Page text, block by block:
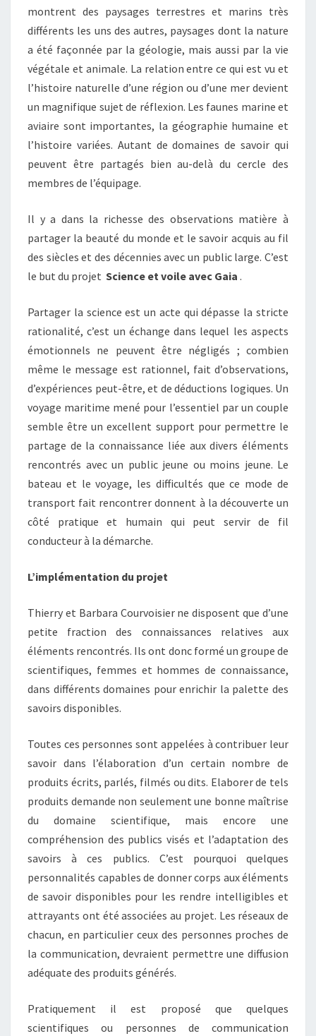
montrent des paysages terrestres et marins très
différents les uns des autres, paysages dont la nature
a été façonnée par la géologie, mais aussi par la vie
végétale et animale. La relation entre ce qui est vu et
l’histoire naturelle d’une région ou d’une mer devient
un magnifique sujet de réflexion. Les faunes marine et
aviaire sont importantes, la géographie humaine et
l’histoire variées. Autant de domaines de savoir qui
peuvent être partagés bien au-delà du cercle des
membres de l’équipage.
Il y a dans la richesse des observations matière à
partager la beauté du monde et le savoir acquis au fil
des siècles et des décennies avec un public large. C’est
le but du projet Science et voile avec Gaia .
Partager la science est un acte qui dépasse la stricte
rationalité, c’est un échange dans lequel les aspects
émotionnels ne peuvent être négligés ; combien
même le message est rationnel, fait d’observations,
d’expériences peut-être, et de déductions logiques. Un
voyage maritime mené pour l’essentiel par un couple
semble être un excellent support pour permettre le
partage de la connaissance liée aux divers éléments
rencontrés avec un public jeune ou moins jeune. Le
bateau et le voyage, les difficultés que ce mode de
transport fait rencontrer donnent à la découverte un
côté pratique et humain qui peut servir de fil
conducteur à la démarche.
L’implémentation du projet
Thierry et Barbara Courvoisier ne disposent que d’une
petite fraction des connaissances relatives aux
éléments rencontrés. Ils ont donc formé un groupe de
scientifiques, femmes et hommes de connaissance,
dans différents domaines pour enrichir la palette des
savoirs disponibles.
Toutes ces personnes sont appelées à contribuer leur
savoir dans l’élaboration d’un certain nombre de
produits écrits, parlés, filmés ou dits. Elaborer de tels
produits demande non seulement une bonne maîtrise
du domaine scientifique, mais encore une
compréhension des publics visés et l’adaptation des
savoirs à ces publics. C’est pourquoi quelques
personnalités capables de donner corps aux éléments
de savoir disponibles pour les rendre intelligibles et
attrayants ont été associées au projet. Les réseaux de
chacun, en particulier ceux des personnes proches de
la communication, devraient permettre une diffusion
adéquate des produits générés.
Pratiquement il est proposé que quelques
scientifiques ou personnes de communication